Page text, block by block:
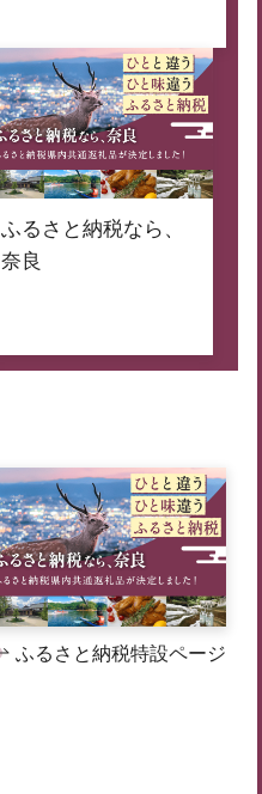
ふるさと納税なら、
奈良
ふるさと納税特設ページ